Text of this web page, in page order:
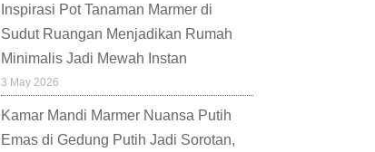
Inspirasi Pot Tanaman Marmer di
Sudut Ruangan Menjadikan Rumah
Minimalis Jadi Mewah Instan
3 May 2026
Kamar Mandi Marmer Nuansa Putih
Emas di Gedung Putih Jadi Sorotan,